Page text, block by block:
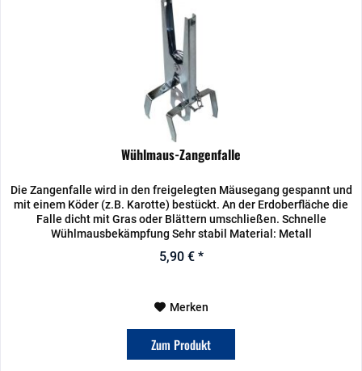
Wühlmaus-Zangenfalle
Die Zangenfalle wird in den freigelegten Mäusegang gespannt und
mit einem Köder (z.B. Karotte) bestückt. An der Erdoberfläche die
Falle dicht mit Gras oder Blättern umschließen. Schnelle
Wühlmausbekämpfung Sehr stabil Material: Metall
5,90 € *
Merken
Zum Produkt